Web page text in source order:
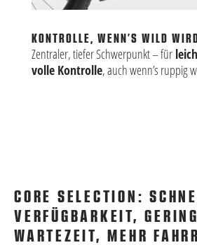
KONTROLLE, WENN’S WILD
Zentraler, tiefer Schwerpunkt – für
volle Kontrolle, auch wenn’s ruppig
CORE SELECTION:
VERFÜGBARKEIT,
WARTEZEIT, MEHR